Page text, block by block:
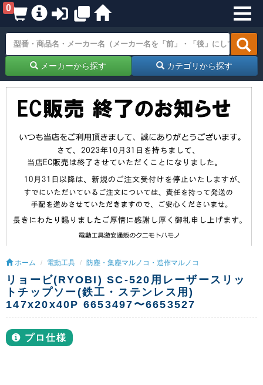
0
メーカーから探す カテゴリから探す
ホーム 電動工具 防塵・集塵マルノコ・造作マルノコ
リョービ(RYOBI) SC-520用レーザースリッ
トチップソー(鉄工・ステンレス用)
147x20x40P 6653497〜6653527
プロ仕様